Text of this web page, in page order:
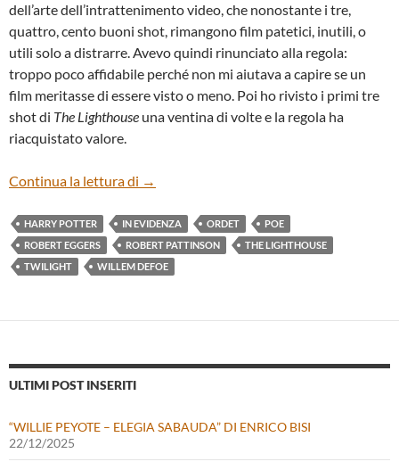
dell’arte dell’intrattenimento video, che nonostante i tre,
quattro, cento buoni shot, rimangono film patetici, inutili, o
utili solo a distrarre. Avevo quindi rinunciato alla regola:
troppo poco affidabile perché non mi aiutava a capire se un
film meritasse di essere visto o meno. Poi ho rivisto i primi tre
shot di The Lighthouse una ventina di volte e la regola ha
riacquistato valore.
Continua la lettura di “THE LIGHTHOUSE” DI ROBERT
→
HARRY POTTER IN EVIDENZA ORDET
POE
ROBERT EGGERS
ROBERT PATTINSON
THE LIGHTHOUSE
TWILIGHT
WILLEM DEFOE
ULTIMI POST INSERITI
“WILLIE PEYOTE – ELEGIA SABAUDA” DI ENRICO BISI
22/12/2025